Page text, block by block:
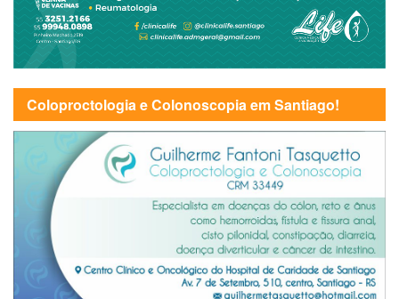
Coloproctologia e Colonoscopia em Santiago!